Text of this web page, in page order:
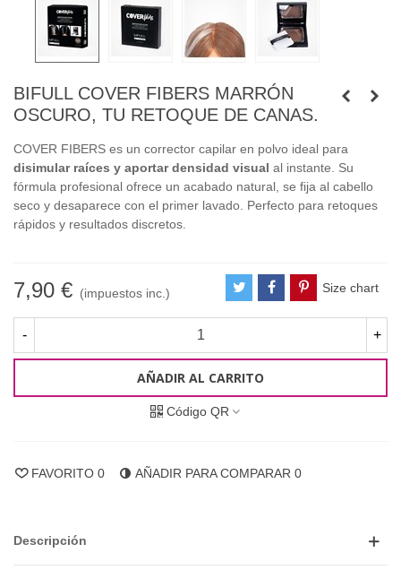
BIFULL COVER FIBERS MARRÓN
OSCURO, TU RETOQUE DE CANAS.
COVER FIBERS es un corrector capilar en polvo ideal
disimular raíces y aportar densidad visual al instante.
fórmula profesional ofrece un acabado natural, se fija al
seco y desaparece con el primer lavado. Perfecto para
rápidos y resultados discretos.
7,90 € (impuestos inc.) Size chart
- +
AÑADIR AL CARRITO
Código QR
FAVORITO 0 AÑADIR PARA COMPARAR 0
Descripción